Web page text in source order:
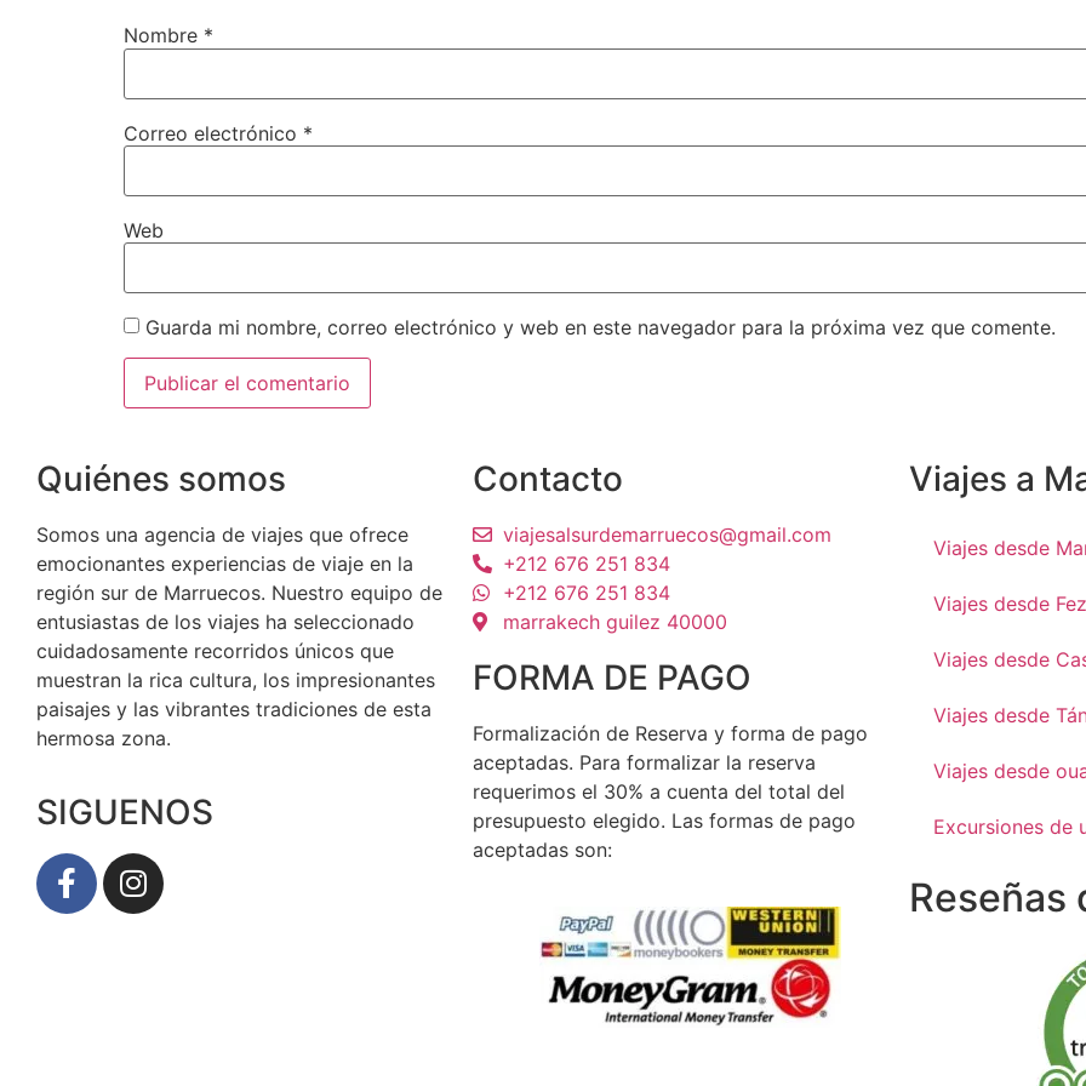
Nombre *
Correo electrónico *
Web
Guarda mi nombre, correo electrónico y web en este navegador para la próxima vez que comente.
Quiénes somos
Somos una agencia de viajes que ofrece
emocionantes experiencias de viaje en la
región sur de Marruecos. Nuestro equipo de
entusiastas de los viajes ha seleccionado
cuidadosamente recorridos únicos que
muestran la rica cultura, los impresionantes
paisajes y las vibrantes tradiciones de esta
hermosa zona.
SIGUENOS
Contacto
viajesalsurdemarruecos@gmail.com
+212 676 251 834
+212 676 251 834
marrakech guilez 40000
FORMA DE PAGO
Formalización de Reserva y forma de pago
aceptadas. Para formalizar la reserva
requerimos el 30% a cuenta del total del
presupuesto elegido. Las formas de pago
aceptadas son:
Viajes a
Viajes desde
Viajes desde Fez
Viajes desde
Viajes desde
Viajes desde
Excursiones de
Reseñas